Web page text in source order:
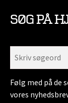
SØG PÅ
Følg med på de
vores